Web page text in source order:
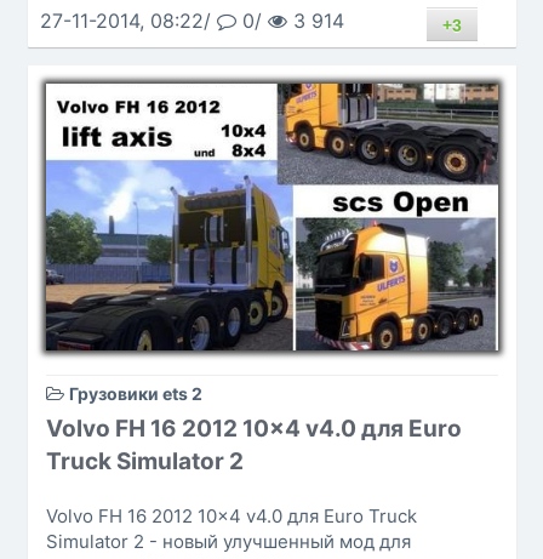
27-11-2014, 08:22/ 0/ 3 914 +3
Грузовики ets 2
Volvo FH 16 2012 10x4 v4.0 для Euro
Truck Simulator 2
Volvo FH 16 2012 10x4 v4.0 для Euro Truck
Simulator 2 - новый улучшенный мод для